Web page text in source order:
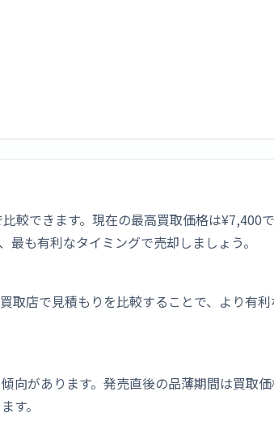
較できます。現在の最高買取価格は¥7,400
も有利なタイミングで売却しましょう。
取店で見積もりを比較することで、より有
向があります。発売直後の品薄期間は買取
す。